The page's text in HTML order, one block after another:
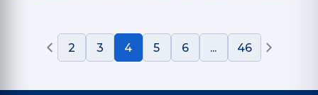
2 3 4 5 6 ... 46